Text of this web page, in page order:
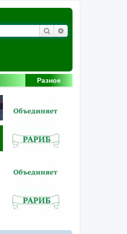
Поиск
Разное